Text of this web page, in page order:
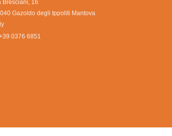
Bresciani, 16
Gazoldo degli Ippoliti Mantova
0376 6851